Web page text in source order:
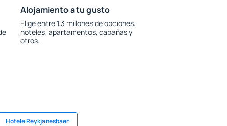
Alojamiento a tu gusto
Elige entre 1.3 millones de opciones:
hoteles, apartamentos, cabañas y
otros.
Hotele Reykjanesbaer